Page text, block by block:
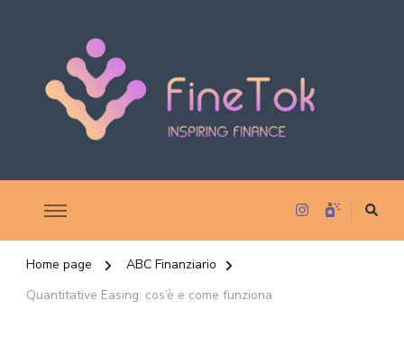
Home page
ABC Finanziario
Quantitative Easing: cos’è e come funziona